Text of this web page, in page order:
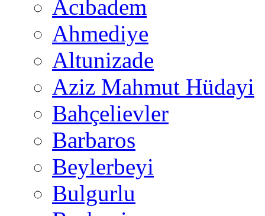
Acıbadem
Ahmediye
Altunizade
Aziz Mahmut Hüdayi
Bahçelievler
Barbaros
Beylerbeyi
Bulgurlu